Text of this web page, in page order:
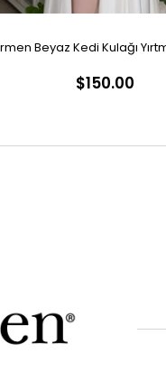
Beyaz Kedi Kulağı
Nikah Elbisesi
$150.00